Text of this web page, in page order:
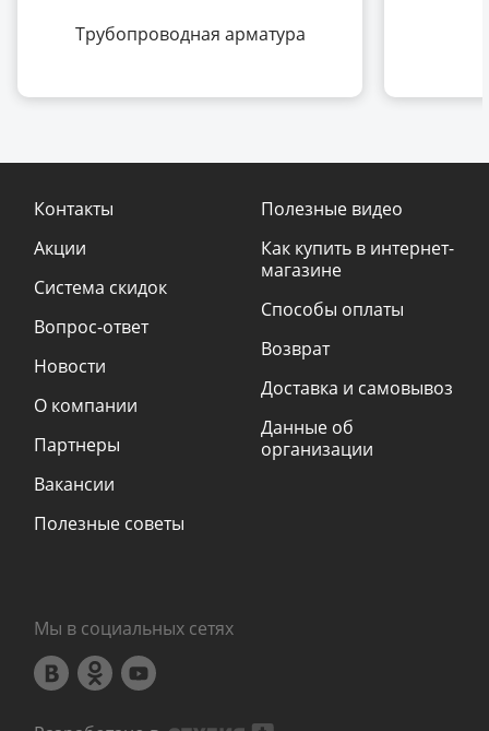
Трубопроводная арматура
Контакты
Акции
Система скидок
Вопрос-ответ
Новости
О компании
Партнеры
Вакансии
Полезные советы
Полезные видео
Как купить в интернет-
магазине
Способы оплаты
Возврат
Доставка и самовывоз
Данные об
организации
Мы в социальных сетях